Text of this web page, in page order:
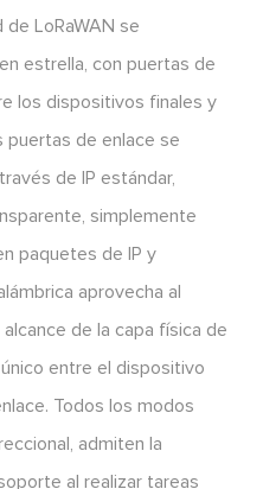
LoRaWAN se
estrella, con puertas de
los dispositivos finales y
puertas de enlace se
de IP estándar,
simplemente
paquetes de IP y
aprovecha al
de la capa física de
entre el dispositivo
Todos los modos
admiten la
al realizar tareas